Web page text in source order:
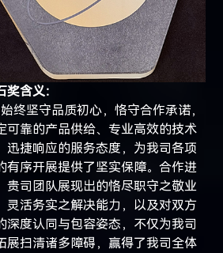
奖含义：
终坚守品质初心，恪守合作承诺，
可靠的产品供给、专业高效的技术
迅捷响应的服务态度，为我司各项
有序开展提供了坚实保障。合作进
贵司团队展现出的恪尽职守之敬业
灵活务实之解决能力，以及对双方
深度认同与包容姿态，不仅为我司
展扫清诸多障碍，赢得了我司全体